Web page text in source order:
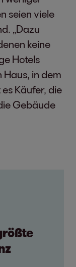
seien viele
„Dazu
keine
Hotels
Haus, in dem
Käufer, die
Gebäude